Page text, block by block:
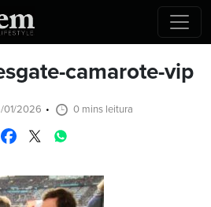
camarote-vip
01/2026 0 mins leitura